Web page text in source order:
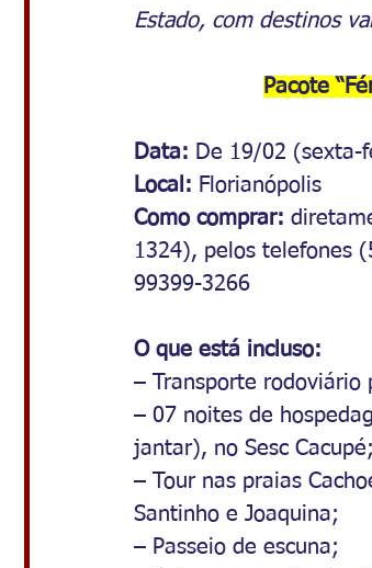
Estado, com destinos
Pacote
Data: De 19/02
Local: Florianópolis
Como comprar:
1324), pelos telefones
99399-3266
O que está incluso:
– Transporte rodoviário
– 07 noites de
jantar), no Sesc Cacupé;
– Tour nas praias
Santinho e Joaquina;
– Passeio de escuna;